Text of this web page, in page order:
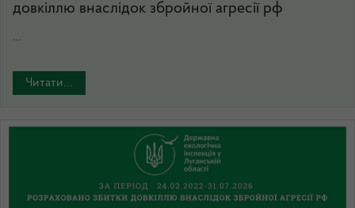
довкіллю внаслідок збройної агресії рф
...
Читати...